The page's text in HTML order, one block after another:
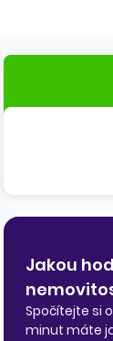
Jakou
Spočítejte si
minut máte